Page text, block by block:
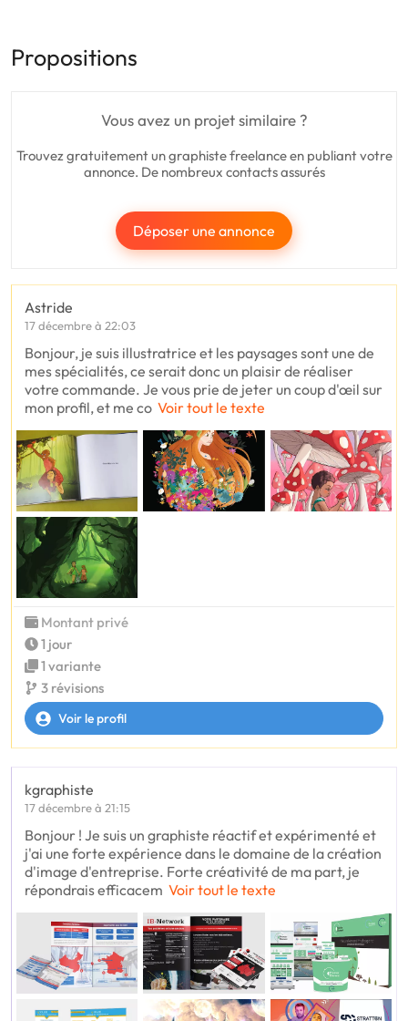
Propositions
Vous avez un projet similaire ?
Trouvez gratuitement un graphiste freelance en publiant votre
annonce. De nombreux contacts assurés
Déposer une annonce
Astride
17 décembre à 22:03
Bonjour, je suis illustratrice et les paysages sont une de
mes spécialités, ce serait donc un plaisir de réaliser
votre commande. Je vous prie de jeter un coup d'œil sur
mon profil, et me co Voir tout le texte
Montant privé
1 jour
1 variante
3 révisions
Voir le profil
kgraphiste
17 décembre à 21:15
Bonjour ! Je suis un graphiste réactif et expérimenté et
j'ai une forte expérience dans le domaine de la création
d'image d'entreprise. Forte créativité de ma part, je
répondrais efficacem Voir tout le texte